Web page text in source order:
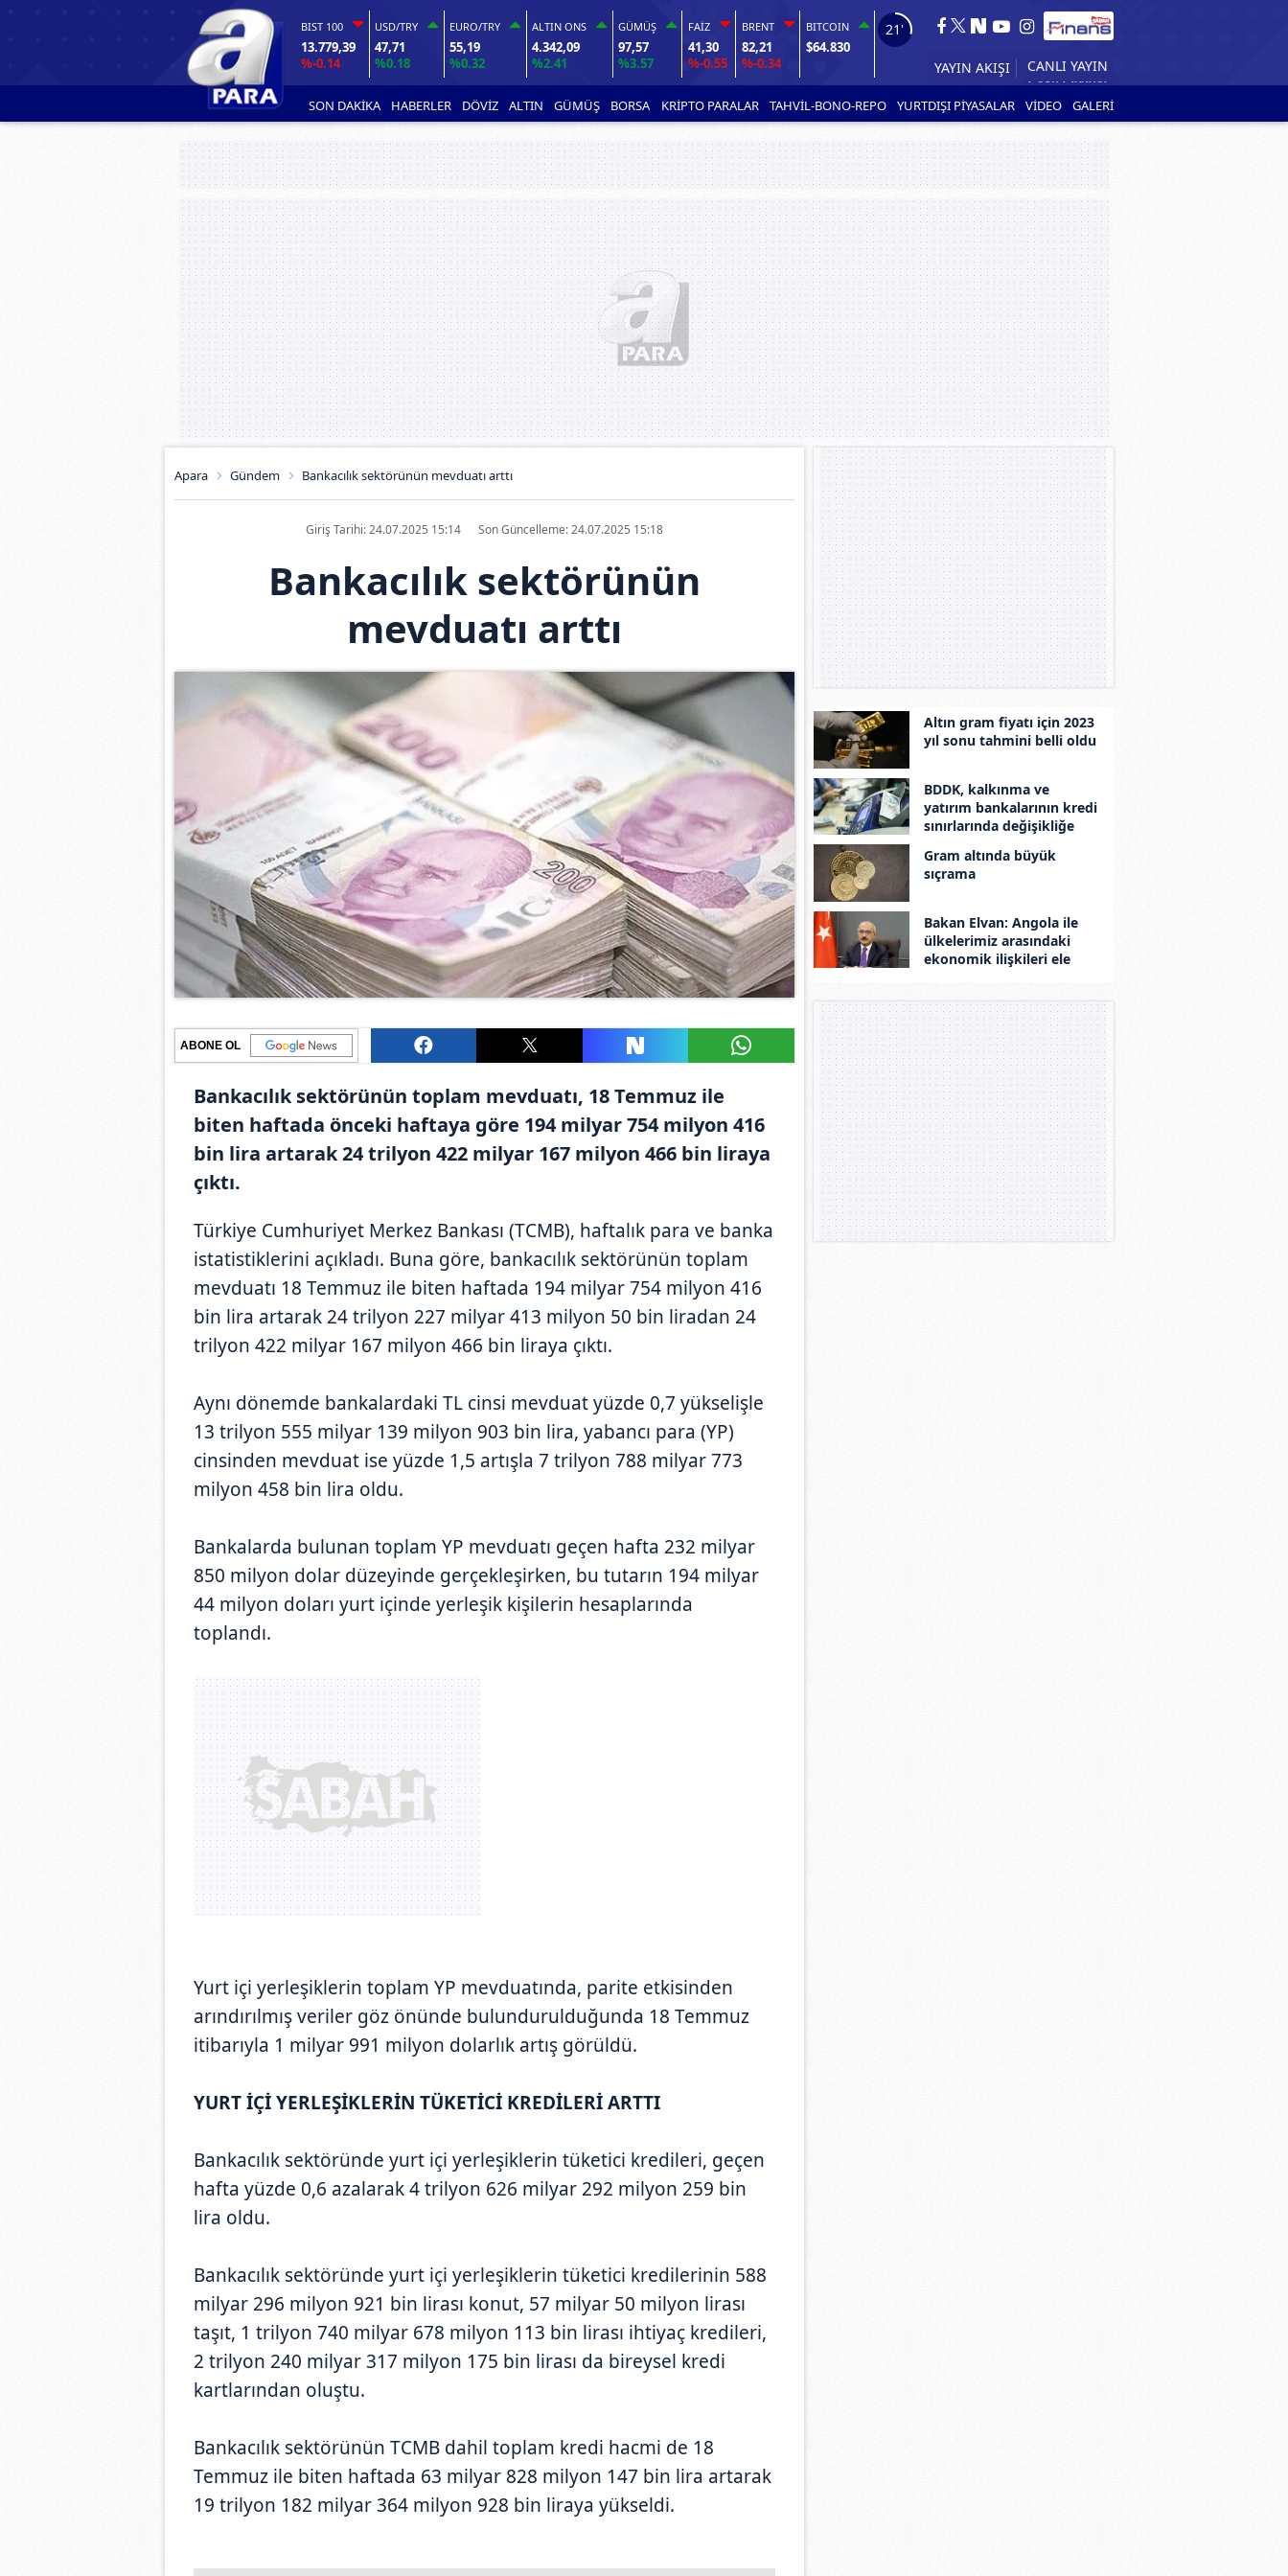
BIST 100
13.779,39
%-0.14
USD/TRY
47,71
%0.18
EURO/TRY
55,19
%0.32
ALTIN ONS
4.342,09
%2.41
GÜMÜŞ
97,57
%3.57
FAİZ
41,30
%-0.55
BRENT
82,21
%-0.34
BITCOIN
$64.830
19'
YAYIN AKIŞI CANLI YAYIN
SON DAKİKA HABERLER DÖVİZ ALTIN GÜMÜŞ BORSA KRİPTO PARALAR TAHVİL-BONO-REPO YURTDIŞI PİYASALAR VİDEO GALERİ
Apara Gündem Bankacılık sektörünün mevduatı arttı
Giriş Tarihi: 24.07.2025 15:14 Son Güncelleme: 24.07.2025 15:18
Bankacılık sektörünün
mevduatı arttı
ABONE OL
Bankacılık sektörünün toplam mevduatı, 18 Temmuz ile
biten haftada önceki haftaya göre 194 milyar 754 milyon 416
bin lira artarak 24 trilyon 422 milyar 167 milyon 466 bin liraya
çıktı.
Türkiye Cumhuriyet Merkez Bankası (TCMB), haftalık para ve banka
istatistiklerini açıkladı. Buna göre, bankacılık sektörünün toplam
mevduatı 18 Temmuz ile biten haftada 194 milyar 754 milyon 416
bin lira artarak 24 trilyon 227 milyar 413 milyon 50 bin liradan 24
trilyon 422 milyar 167 milyon 466 bin liraya çıktı.
Aynı dönemde bankalardaki TL cinsi mevduat yüzde 0,7 yükselişle
13 trilyon 555 milyar 139 milyon 903 bin lira, yabancı para (YP)
cinsinden mevduat ise yüzde 1,5 artışla 7 trilyon 788 milyar 773
milyon 458 bin lira oldu.
Bankalarda bulunan toplam YP mevduatı geçen hafta 232 milyar
850 milyon dolar düzeyinde gerçekleşirken, bu tutarın 194 milyar
44 milyon doları yurt içinde yerleşik kişilerin hesaplarında
toplandı.
Yurt içi yerleşiklerin toplam YP mevduatında, parite etkisinden
arındırılmış veriler göz önünde bulundurulduğunda 18 Temmuz
itibarıyla 1 milyar 991 milyon dolarlık artış görüldü.
YURT İÇİ YERLEŞİKLERİN TÜKETİCİ KREDİLERİ ARTTI
Bankacılık sektöründe yurt içi yerleşiklerin tüketici kredileri, geçen
hafta yüzde 0,6 azalarak 4 trilyon 626 milyar 292 milyon 259 bin
lira oldu.
Bankacılık sektöründe yurt içi yerleşiklerin tüketici kredilerinin 588
milyar 296 milyon 921 bin lirası konut, 57 milyar 50 milyon lirası
taşıt, 1 trilyon 740 milyar 678 milyon 113 bin lirası ihtiyaç kredileri,
2 trilyon 240 milyar 317 milyon 175 bin lirası da bireysel kredi
kartlarından oluştu.
Bankacılık sektörünün TCMB dahil toplam kredi hacmi de 18
Temmuz ile biten haftada 63 milyar 828 milyon 147 bin lira artarak
19 trilyon 182 milyar 364 milyon 928 bin liraya yükseldi.
Altın gram fiyatı için 2023
yıl sonu tahmini belli oldu
BDDK, kalkınma ve
yatırım bankalarının kredi
sınırlarında değişikliğe
Gram altında büyük
sıçrama
Bakan Elvan: Angola ile
ülkelerimiz arasındaki
ekonomik ilişkileri ele